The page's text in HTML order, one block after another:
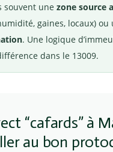
souvent une zone source
gaines, locaux) ou
. Une logique
dans le 13009.
“cafards” à
au bon